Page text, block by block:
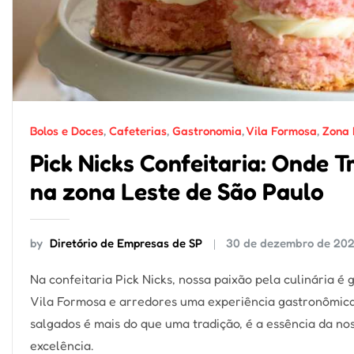
Bolos e Doces, Cafeterias, Gastronomia,Vila Formosa, Zona
Pick Nicks Confeitaria: Onde
na zona Leste de São Paulo
by Diretório de Empresas de SP 30 de dezembro de
Na confeitaria Pick Nicks, nossa paixão pela culinária
Vila Formosa e arredores uma experiência
salgados é mais do que uma tradição, é a essência da
excelência.